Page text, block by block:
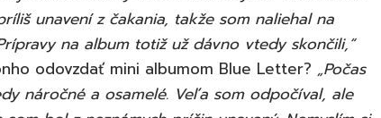
unavení z čakania, takže som naliehal na
na album totiž už dávno vtedy skončili,“
odovzdať mini albumom Blue Letter? „Počas
náročné a osamelé. Veľa som odpočíval, ale